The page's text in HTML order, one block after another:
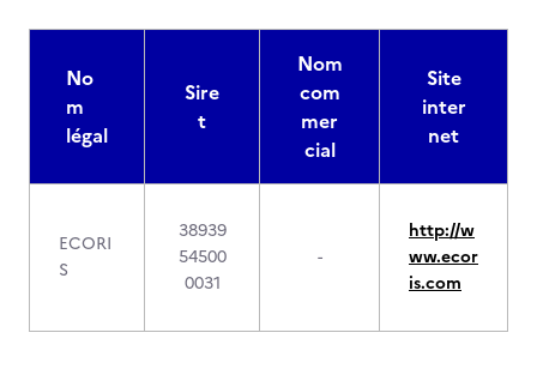
No
m
légal
Sire
t
Nom
com
mer
cial
Site
inter
net
ECORI
S
38939
54500
0031
-
http://w
ww.ecor
is.com